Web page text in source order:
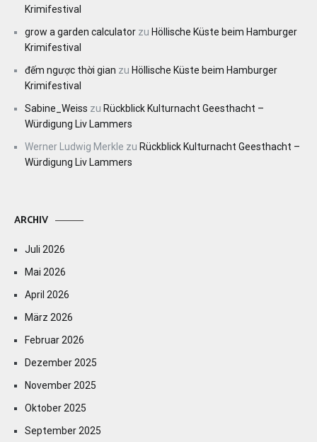
Krimifestival
grow a garden calculator zu Höllische Küste beim Hamburger
Krimifestival
đếm ngược thời gian zu Höllische Küste beim Hamburger
Krimifestival
Sabine_Weiss zu Rückblick Kulturnacht Geesthacht –
Würdigung Liv Lammers
Werner Ludwig Merkle zu Rückblick Kulturnacht Geesthacht –
Würdigung Liv Lammers
ARCHIV
Juli 2026
Mai 2026
April 2026
März 2026
Februar 2026
Dezember 2025
November 2025
Oktober 2025
September 2025